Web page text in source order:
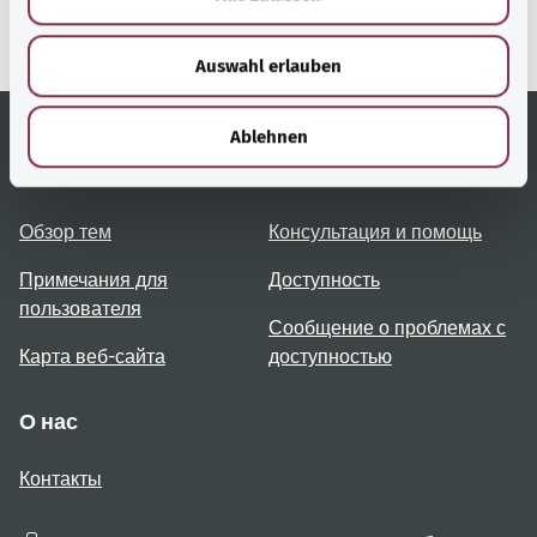
h
Auswahl erlauben
Ablehnen
здравоохранения).
Полезные ссылки
Обзор тем
Примечания для
пользователя
Карта веб-сайта
Услуги
Консультация и помощь
Доступность
Сообщение о проблемах с
доступностью
О нас
Контакты